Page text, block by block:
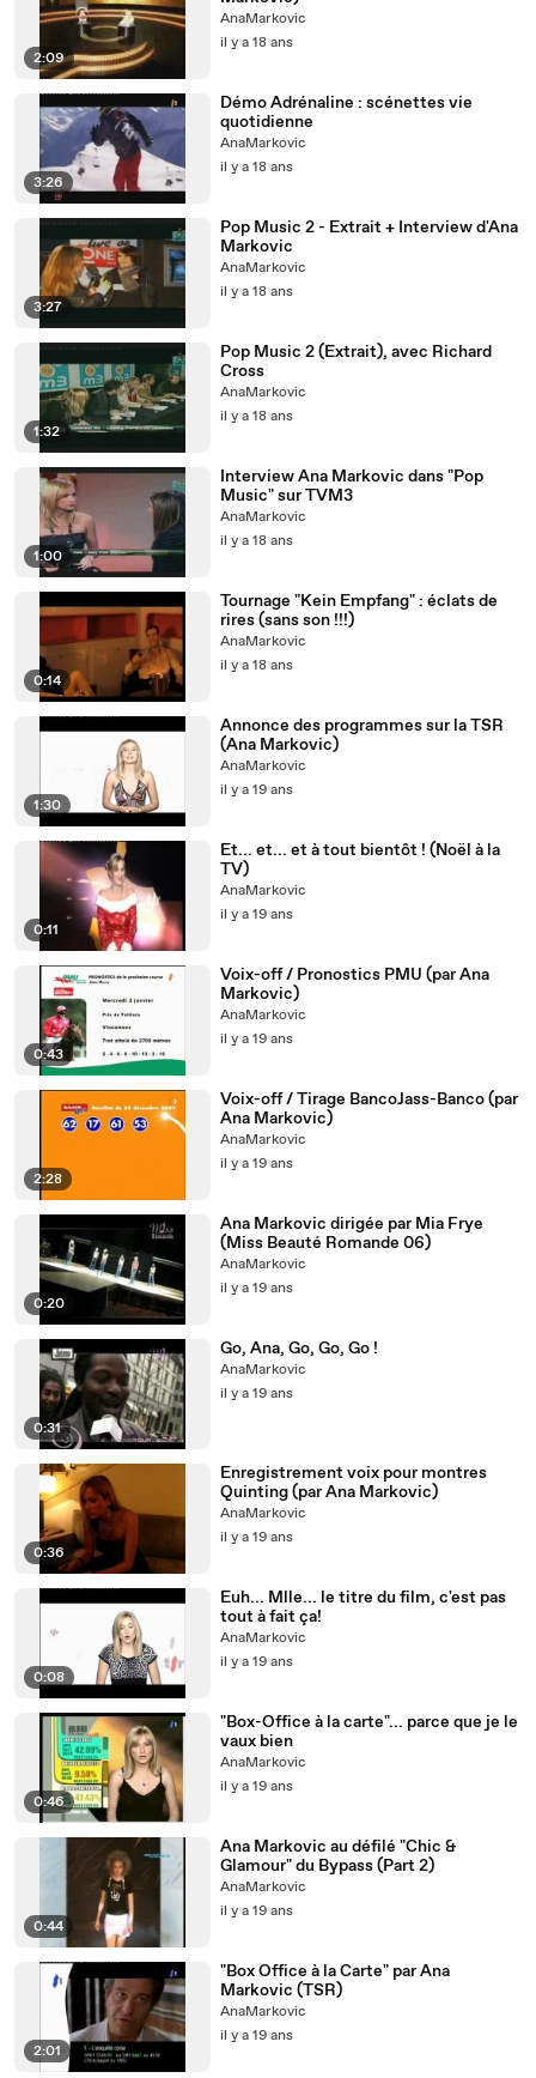
2:09
AnaMarkovic
il y a 18 ans
3:26
Démo Adrénaline : scénettes vie
quotidienne
AnaMarkovic
il y a 18 ans
3:27
Pop Music 2 - Extrait + Interview d'Ana
Markovic
AnaMarkovic
il y a 18 ans
1:32
Pop Music 2 (Extrait), avec Richard
Cross
AnaMarkovic
il y a 18 ans
1:00
Interview Ana Markovic dans "Pop
Music" sur TVM3
AnaMarkovic
il y a 18 ans
0:14
Tournage "Kein Empfang" : éclats de
rires (sans son !!!)
AnaMarkovic
il y a 18 ans
1:30
Annonce des programmes sur la TSR
(Ana Markovic)
AnaMarkovic
il y a 19 ans
0:11
Et... et... et à tout bientôt ! (Noël à la
TV)
AnaMarkovic
il y a 19 ans
0:43
Voix-off / Pronostics PMU (par Ana
Markovic)
AnaMarkovic
il y a 19 ans
2:28
Voix-off / Tirage BancoJass-Banco (par
Ana Markovic)
AnaMarkovic
il y a 19 ans
0:20
Ana Markovic dirigée par Mia Frye
(Miss Beauté Romande 06)
AnaMarkovic
il y a 19 ans
0:31
Go, Ana, Go, Go, Go !
AnaMarkovic
il y a 19 ans
0:36
Enregistrement voix pour montres
Quinting (par Ana Markovic)
AnaMarkovic
il y a 19 ans
0:08
Euh... Mlle... le titre du film, c'est pas
tout à fait ça!
AnaMarkovic
il y a 19 ans
0:46
"Box-Office à la carte"... parce que je le
vaux bien
AnaMarkovic
il y a 19 ans
0:44
Ana Markovic au défilé "Chic &
Glamour" du Bypass (Part 2)
AnaMarkovic
il y a 19 ans
2:01
"Box Office à la Carte" par Ana
Markovic (TSR)
AnaMarkovic
il y a 19 ans